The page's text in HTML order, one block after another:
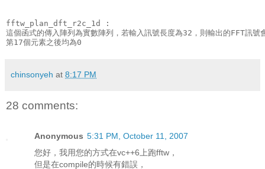
fftw_plan_dft_r2c_1d :
這個函式的傳入陣列為實數陣列，若輸入訊號長度為32，則輸出的FFT訊號
第17個元素之後均為0
chinsonyeh at 8:17 PM
28 comments:
Anonymous 5:31 PM, October 11, 2007
您好，我用您的方式在vc++6上跑fftw，
但是在compile的時候有錯誤，